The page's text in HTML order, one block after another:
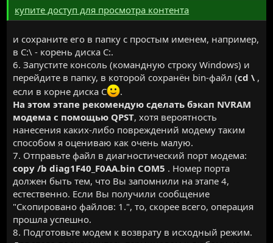
купите доступ для просмотра контента
и сохраните его в папку с простым именем, например,
в C:\ - корень диска C:.
6. Запустите консоль (командную строку Windows) и
перейдите в папку, в которой сохранён bin-файл (cd \ ,
если в корне диска C
.
На этом этапе рекомендую сделать бэкап NVRAM
модема с помощью QPST, хотя вероятность
нанесения каких-либо повреждений модему таким
способом я оцениваю как очень малую.
7. Отправьте файл в диагностический порт модема:
copy /b diag1F40_F0AA.bin COM5 . Номер порта
должен быть тем, что Вы запомнили на этапе 4,
естественно. Если Вы получили сообщение
"Скопировано файлов: 1.", то, скорее всего, операция
прошла успешно.
8. Подготовьте модем к возврату в исходный режим.